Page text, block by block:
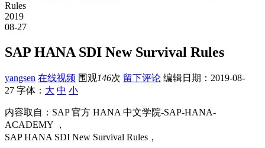
Rules
2019
08-27
SAP HANA SDI New Survival Rules
yangsen 在线视频 围观146次 留下评论 编辑日期： 2019-08-
27 字体： 大 中 小
内容取自：SAP 官方 HANA 中文学院-SAP-HANA-
ACADEMY ，
SAP HANA SDI New Survival Rules，